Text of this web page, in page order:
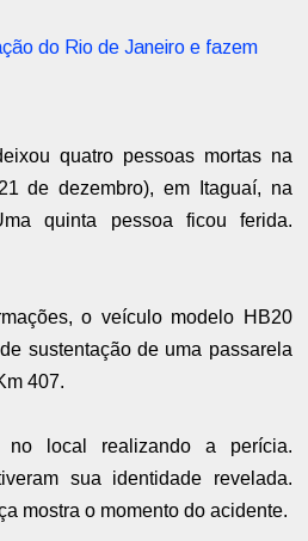
do Rio de Janeiro e fazem
quatro pessoas mortas na
de dezembro), em Itaguaí, na
quinta pessoa ficou ferida.
o veículo modelo HB20
sustentação de uma passarela
407.
local realizando a perícia.
sua identidade revelada.
mostra o momento do acidente.